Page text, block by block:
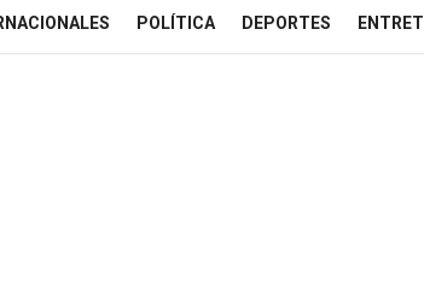
POLÍTICA DEPORTES